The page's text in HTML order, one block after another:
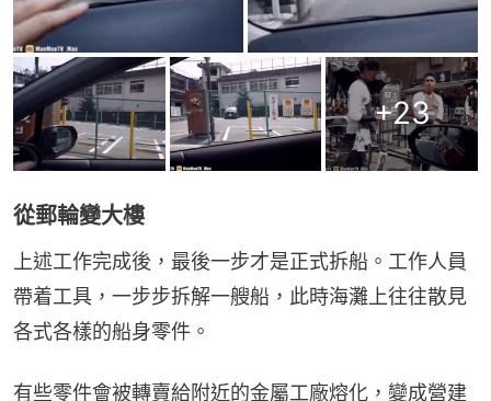
+23
從郵輪變大樓
上述工作完成後，最後一步才是正式拆船。工作人員
帶着工具，一步步拆解一艘船，此時海灘上往往散見
各式各樣的船身零件。
有些零件會被轉賣給附近的金屬工廠熔化，變成營建